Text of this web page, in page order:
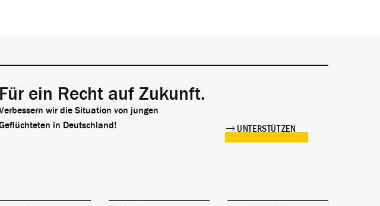
Für ein Recht auf Zukunft.
wir die Situation von jungen
in Deutschland!
UNTERSTÜTZEN